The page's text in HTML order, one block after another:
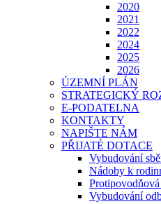
2020
2021
2022
2024
2025
2026
ÚZEMNÍ PLÁN
STRATEGICKÝ
E-PODATELNA
KONTAKTY
NAPIŠTE NÁM
PŘIJATÉ DOTACE
Vybudování
Nádoby k
Vybudování